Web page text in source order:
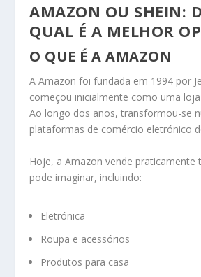
AMAZON OU SHEIN:
QUAL É A MELHOR
O QUE É A AMAZON
AAmazon foi fundada em 1994 por
começou inicialmente como uma
Ao longo dos anos, transformou-se
plataformas de comércio eletrónico
Hoje, a Amazon vende praticamente
pode imaginar, incluindo:
Eletrónica
Roupa e acessórios
Produtos para casa